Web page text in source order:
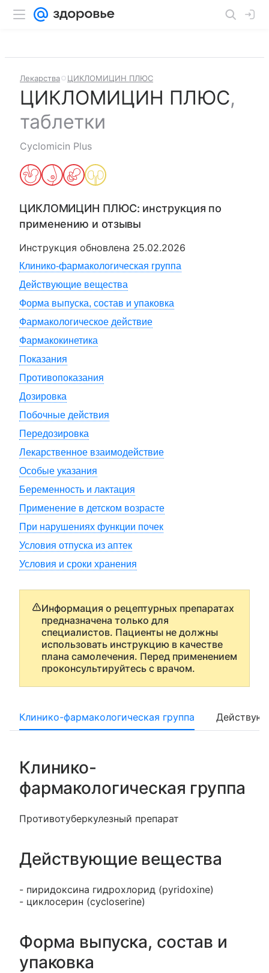
Лекарства ЦИКЛОМИЦИН ПЛЮС
ЦИКЛОМИЦИН ПЛЮС,
таблетки
Cyclomicin Plus
ЦИКЛОМИЦИН ПЛЮС: инструкция по
применению и отзывы
Инструкция обновлена 25.02.2026
Клинико-фармакологическая группа
Действующие вещества
Форма выпуска, состав и упаковка
Фармакологическое действие
Фармакокинетика
Показания
Противопоказания
Дозировка
Побочные действия
Передозировка
Лекарственное взаимодействие
Особые указания
Беременность и лактация
Применение в детском возрасте
При нарушениях функции почек
Условия отпуска из аптек
Условия и сроки хранения
Информация о рецептурных препаратах
предназначена только для
специалистов. Пациенты не должны
использовать инструкцию в качестве
плана самолечения. Перед применением
проконсультируйтесь с врачом.
Клинико-фармакологическая группа
Клинико-
фармакологическая группа
Противотуберкулезный препарат
Действующие вещества
- пиридоксина гидрохлорид (pyridoxine)
- циклосерин (cycloserine)
Форма выпуска, состав и
упаковка